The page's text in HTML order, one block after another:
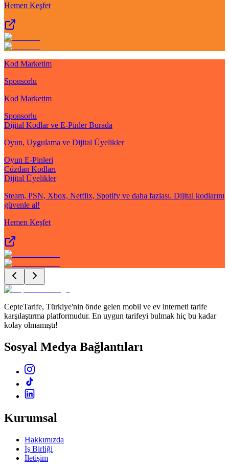
Hemen Keşfet
Kod Marketim
Sponsorlu
Kod Marketim
Sponsorlu
Dijital Kodlar ve E-Pinler Burada
Oyun, Uygulama ve Dijital Üyelikler
Oyun E-Pinleri
Cüzdan Kodları
Dijital Üyelikler
Steam, PSN, Xbox, Netflix, Spotify ve daha fazlası. Dijital kodlarını
güvenle al!
Hemen Keşfet
CepteTarife, Türkiye'nin önde gelen mobil ve ev interneti tarife
karşılaştırma platformudur. En uygun tarifeyi bulmak hiç bu kadar
kolay olmamıştı!
Sosyal Medya Bağlantıları
Kurumsal
Hakkımızda
İş Birliği
İletişim